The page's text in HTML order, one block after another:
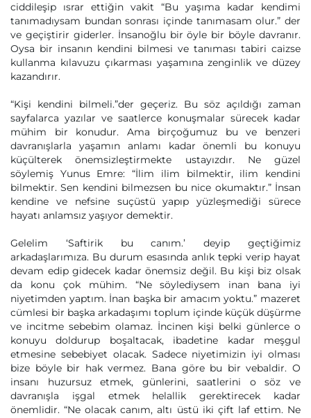
ciddileşip ısrar ettiğin vakit “Bu yaşıma kadar kendimi
tanımadıysam bundan sonrası içinde tanımasam olur.” der
ve geçiştirir giderler. İnsanoğlu bir öyle bir böyle davranır.
Oysa bir insanın kendini bilmesi ve tanıması tabiri caizse
kullanma kılavuzu çıkarması yaşamına zenginlik ve düzey
kazandırır.
“Kişi kendini bilmeli.”der geçeriz. Bu söz açıldığı zaman
sayfalarca yazılar ve saatlerce konuşmalar sürecek kadar
mühim bir konudur. Ama birçoğumuz bu ve benzeri
davranışlarla yaşamın anlamı kadar önemli bu konuyu
küçülterek önemsizleştirmekte ustayızdır. Ne güzel
söylemiş Yunus Emre: “İlim ilim bilmektir, ilim kendini
bilmektir. Sen kendini bilmezsen bu nice okumaktır.” İnsan
kendine ve nefsine suçüstü yapıp yüzleşmediği sürece
hayatı anlamsız yaşıyor demektir.
Gelelim ‘Saftirik bu canım.’ deyip geçtiğimiz
arkadaşlarımıza. Bu durum esasında anlık tepki verip hayat
devam edip gidecek kadar önemsiz değil. Bu kişi biz olsak
da konu çok mühim. “Ne söylediysem inan bana iyi
niyetimden yaptım. İnan başka bir amacım yoktu.” mazeret
cümlesi bir başka arkadaşımı toplum içinde küçük düşürme
ve incitme sebebim olamaz. İncinen kişi belki günlerce o
konuyu doldurup boşaltacak, ibadetine kadar meşgul
etmesine sebebiyet olacak. Sadece niyetimizin iyi olması
bize böyle bir hak vermez. Bana göre bu bir vebaldir. O
insanı huzursuz etmek, günlerini, saatlerini o söz ve
davranışla işgal etmek helallik gerektirecek kadar
önemlidir. “Ne olacak canım, altı üstü iki çift laf ettim. Ne